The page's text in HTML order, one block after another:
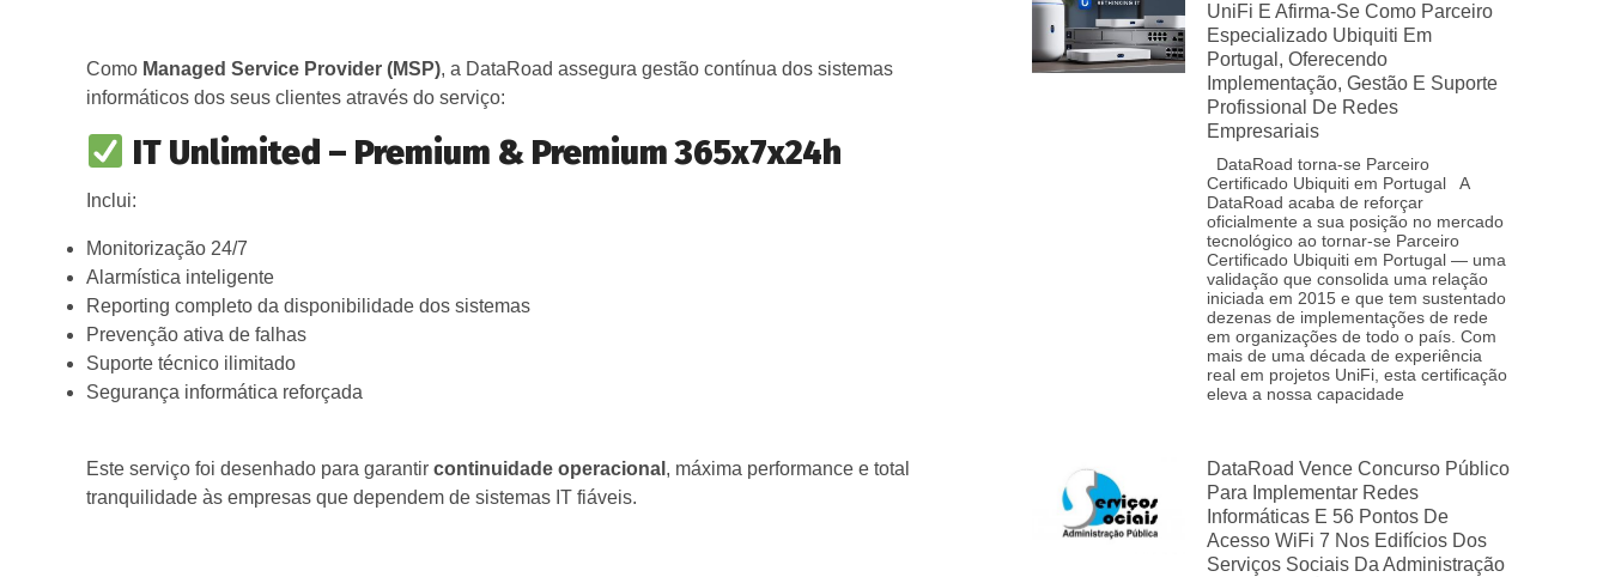
Como Managed Service Provider (MSP), a DataRoad assegura gestão contínua dos sistemas
informáticos dos seus clientes através do serviço:
IT Unlimited – Premium & Premium 365x7x24h
Inclui:
Monitorização 24/7
Alarmística inteligente
Reporting completo da disponibilidade dos sistemas
Prevenção ativa de falhas
Suporte técnico ilimitado
Segurança informática reforçada
Este serviço foi desenhado para garantir continuidade operacional , máxima performance e total
tranquilidade às empresas que dependem de sistemas IT fiáveis.
UniFi E Afirma-Se Como Parceiro
Especializado Ubiquiti Em
Portugal, Oferecendo
Implementação, Gestão E Suporte
Profissional De Redes
Empresariais
DataRoad torna‑se Parceiro
Certificado Ubiquiti em Portugal A
DataRoad acaba de reforçar
oficialmente a sua posição no mercado
tecnológico ao tornar‑se Parceiro
Certificado Ubiquiti em Portugal — uma
validação que consolida uma relação
iniciada em 2015 e que tem sustentado
dezenas de implementações de rede
em organizações de todo o país. Com
mais de uma década de experiência
real em projetos UniFi, esta certificação
eleva a nossa capacidade
DataRoad Vence Concurso Público
Para Implementar Redes
Informáticas E 56 Pontos De
Acesso WiFi 7 Nos Edifícios Dos
Serviços Sociais Da Administração